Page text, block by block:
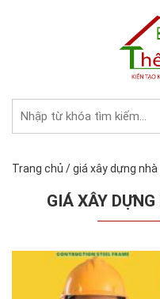
Trang chủ /giá xây dựng
GIÁ XÂY